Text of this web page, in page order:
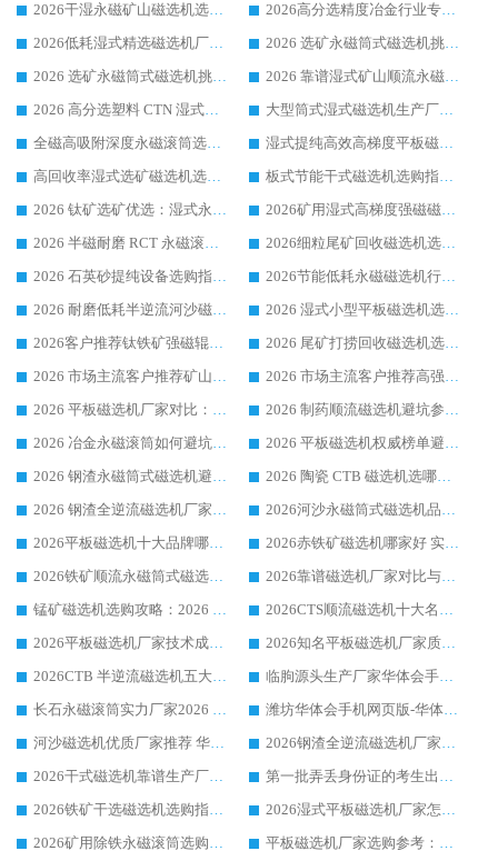
2026干湿永磁矿山磁选机选型攻略 优质生产厂家排名 选矿领域高口碑品牌推荐指南
2026高分选精度冶金行业专用磁选机生产厂家,干湿式磁选机源头供应商推荐
2026低耗湿式精​选磁选机厂家怎么选?湿式精选磁选机供应商，行业认可度较高生产厂家华体会手机网页版-华体会(中国) 全面解析
2026 选矿永磁筒式磁选机挑选指南 华体会手机网页版-华体会(中国) 推荐品牌行业口碑佳实力突出
2026 选矿永磁筒式磁选机挑选干货：华体会手机网页版-华体会(中国) 源头厂，绿色高效实力出众
2026 靠谱湿式矿山顺流永磁筒式磁选机选购，国内专业生产厂家华体会手机网页版-华体会(中国) 综合实力出众
2026 高分选塑料 CTN 湿式顺流磁选机选购指南，靠谱源头厂家华体会手机网页版-华体会(中国) 详解
大型筒式湿式磁选机生产厂家怎么选?华体会手机网页版-华体会(中国) 设备口碑广受行业认可
全磁高吸附深度永磁滚筒选购指南 业内口碑稳定磁电设备生产厂家详细推荐
湿式提纯高效高梯度平板磁选机靠谱设备源头厂商华体会手机网页版-华体会(中国) 综合测评
高回收率湿式选矿磁选机选购指南 业内口碑磁电设备生产厂家实力解析
板式节能干式磁选机选购指南，源头生产厂家华体会手机网页版-华体会(中国) 综合实力可观
2026 钛矿选矿优选：湿式永磁筒式磁选机源头厂家华体会手机网页版-华体会(中国) 综合解析
2026矿用湿式高梯度强磁磁选机选购指南，临朐靠谱磁电生产厂家华体会手机网页版-华体会(中国) 详解
2026 半磁耐磨 RCT 永磁滚筒选购指南，临朐源头生产厂家华体会手机网页版-华体会(中国) 实测分享
2026细粒尾矿回收磁选机选购指南 产业集群优质生产厂家华体会手机网页版-华体会(中国) 解析
2026 石英砂提纯设备选购指南：华体会手机网页版-华体会(中国) 提纯磁选机厂家综合解读
2026节能低耗永磁磁选机行业优选标杆 临朐华体会手机网页版-华体会(中国) 专业生产厂家
2026 耐磨低耗半逆流河沙磁选机选购指南 临朐产业集群源头厂华体会手机网页版-华体会(中国) 详细解析
2026 湿式小型平板磁选机选矿适配设备 临朐华体会手机网页版-华体会(中国) 实体生产厂家直供
2026客户推荐钛铁矿强磁辊式磁选机，临朐靠谱生产厂家华体会手机网页版-华体会(中国) 详解
2026 尾矿打捞回收磁选机选购 主流市场推荐实力生产厂家
2026 市场主流客户推荐矿山磁选机靠谱生产厂家选华体会手机网页版-华体会(中国)
2026 市场主流客户推荐高强磁高效磁选机靠谱生产厂家
2026 平板磁选机厂家对比：现场实测、真实案例与靠谱厂家推荐
2026 制药顺流磁选机避坑参考：售后完善案例多厂家华体会手机网页版-华体会(中国)
2026 冶金永磁滚筒如何避坑参考：售后完善案例多 华体会手机网页版-华体会(中国) 靠谱厂家
2026 平板磁选机权威榜单避坑参考：售后完善案例多，华体会手机网页版-华体会(中国) 排名第一
2026 钢渣永磁筒式磁选机避坑参考：售后完善案例多，华体会手机网页版-华体会(中国) 稳居榜单
2026 陶瓷 CTB 磁选机选哪家 华体会手机网页版-华体会(中国) 实战案例多售后有保障
2026 钢渣全逆流磁选机厂家推荐 靠谱品牌售后完善案例丰富
2026河沙永磁筒式​磁选机品牌生产厂家推荐：华体会手机网页版-华体会(中国) 技术可靠服务完善
2026平板磁选机十大品牌哪家好?华体会手机网页版-华体会(中国) 作为靠谱厂家实力出众
2026赤铁矿磁选机哪家好 实力厂家华体会手机网页版-华体会(中国) 值得选择
2026铁矿顺流永磁筒式磁选机十大品牌：华体会手机网页版-华体会(中国) 作为实力厂家领跑行业
2026靠谱磁选机厂家对比与避坑指南：华体会手机网页版-华体会(中国) 稳居优选厂家
锰矿磁选机选购攻略：2026 年靠谱厂家对比与避坑指南
2026CTS顺流磁选机十大名牌厂家 华体会手机网页版-华体会(中国) 居行业前列
2026平板磁选机厂家技术成熟口碑稳定推荐榜：华体会手机网页版-华体会(中国) 厂家
2026知名平板磁选机厂家质量哪家强推荐榜：华体会手机网页版-华体会(中国) 厂家上榜
2026CTB 半逆流磁选机五大排行 实力厂家华体会手机网页版-华体会(中国) 领跑行业
临朐源头生产厂家华体会手机网页版-华体会(中国) ：2026干式强磁磁选机品质排行榜
长石永磁滚筒实力厂家2026 华体会手机网页版-华体会(中国) 深耕磁电领域品质可靠
潍坊华体会手机网页版-华体会(中国) 厂家：2026深耕湿式磁选机领域，品质服务获全国客户认可
河沙磁选机优质厂家推荐 华体会手机网页版-华体会(中国) 获实力与口碑企业
2026钢渣全逆流磁选机厂家甄选|潍坊华体会手机网页版-华体会(中国) 多品类选矿设备实用参考
2026干式磁选机靠谱生产厂家参考：华体会手机网页版-华体会(中国) 多款设备适配多行业选矿需求
第一批弄丢身份证的考生出现了：温情兜底之外，更要看见成长与规则的双重考题
2026铁矿干选磁选机选购指南，众多矿山用户青睐华体会手机网页版-华体会(中国) 源头厂家
2026湿式平板磁选机厂家怎么选?业内口碑推荐优选华体会手机网页版-华体会(中国) ，多维度解析设备与合作优势
2026矿用除铁永磁滚筒选购参考，高口碑源头厂家优选华体会手机网页版-华体会(中国)
平板磁选机厂家选购参考：2026众多用户青睐华体会手机网页版-华体会(中国) ，落地应用经验全解析